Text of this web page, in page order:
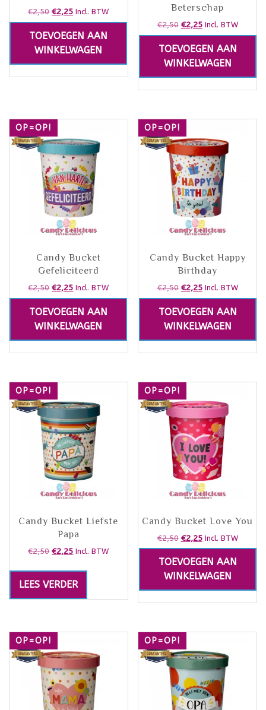
€2,50 €2,25 Incl. BTW
TOEVOEGEN AAN
WINKELWAGEN
Beterschap
€2,50 €2,25 Incl. BTW
TOEVOEGEN AAN
WINKELWAGEN
OP=OP!
Candy Bucket
Gefeliciteerd
€2,50 €2,25 Incl. BTW
TOEVOEGEN AAN
WINKELWAGEN
OP=OP!
Candy Bucket Happy
Birthday
€2,50 €2,25 Incl. BTW
TOEVOEGEN AAN
WINKELWAGEN
OP=OP!
Candy Bucket Liefste
Papa
€2,50 €2,25 Incl. BTW
LEES VERDER
OP=OP!
Candy Bucket Love You
€2,50 €2,25 Incl. BTW
TOEVOEGEN AAN
WINKELWAGEN
OP=OP! OP=OP!